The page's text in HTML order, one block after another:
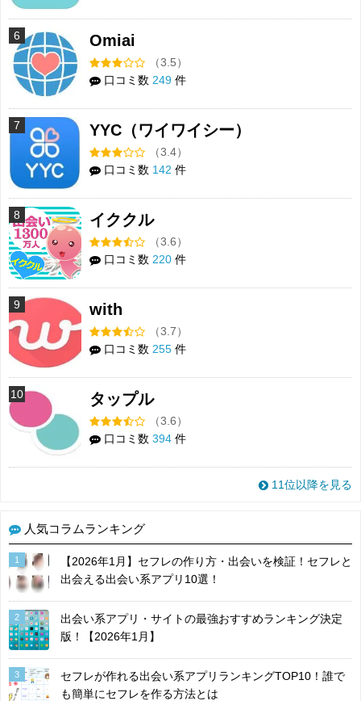
6 Omiai
（3.5）
口コミ数 249 件
7 YYC（ワイワイシー）
（3.4）
口コミ数 142 件
8 イククル
（3.6）
口コミ数 220 件
9 with
（3.7）
口コミ数 255 件
10 タップル
（3.6）
口コミ数 394 件
11位以降を見る
人気コラムランキング
1
【2026年1月】セフレの作り方・出会いを検証！セフレと
出会える出会い系アプリ10選！
2
出会い系アプリ・サイトの最強おすすめランキング決定
版！【2026年1月】
3
セフレが作れる出会い系アプリランキングTOP10！誰で
も簡単にセフレを作る方法とは